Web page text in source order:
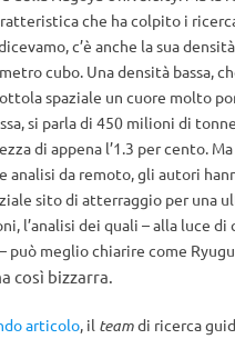
che ha colpito i
c’è anche la sua
cubo. Una densità bassa,
spaziale un cuore molto
si parla di 450 milioni di
di appena l’1.3 per cento.
analisi da remoto, gli autori
sito di atterraggio per una
l’analisi dei quali – alla luce di
può meglio chiarire come
così bizzarra.
articolo, il teamdi ricerca